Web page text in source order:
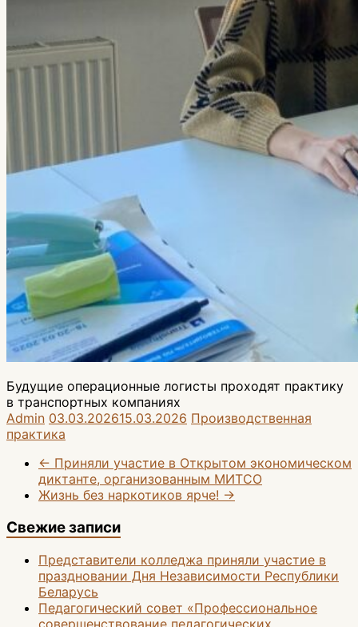
Будущие операционные логисты проходят практику
в транспортных компаниях
Admin 03.03.202615.03.2026 Производственная
практика
← Приняли участие в Открытом экономическом
диктанте, организованным МИТСО
Жизнь без наркотиков ярче! →
Свежие записи
Представители колледжа приняли участие в
праздновании Дня Независимости Республики
Беларусь
Педагогический совет «Профессиональное
совершенствование педагогических